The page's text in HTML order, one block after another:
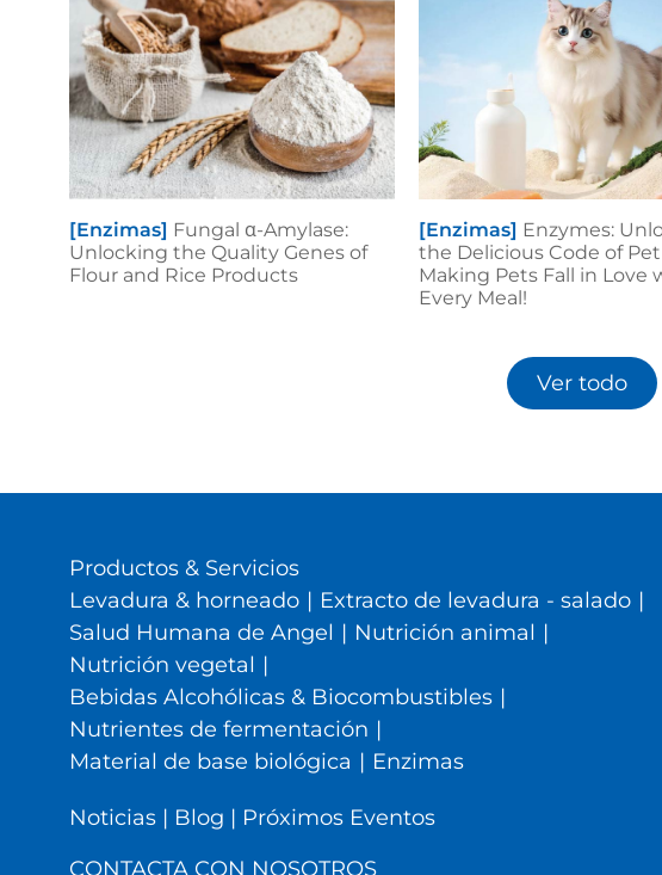
[Enzimas] Fungal α-Amylase:
Unlocking the Quality Genes of
Flour and Rice Products
[Enzimas] Enzymes:
the Delicious Code of
Making Pets Fall in Love
Every Meal!
Ver todo
Productos & Servicios
Levadura & horneado | Extracto de levadura - salado |
Salud Humana de Angel | Nutrición animal |
Nutrición vegetal |
Bebidas Alcohólicas & Biocombustibles |
Nutrientes de fermentación |
Material de base biológica | Enzimas
Noticias | Blog | Próximos Eventos
CONTACTA CON NOSOTROS